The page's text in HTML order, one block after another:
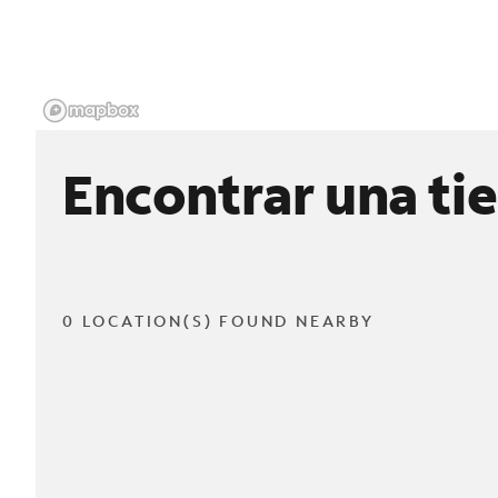
Encontrar una
0 LOCATION(S) FOUND NEARBY